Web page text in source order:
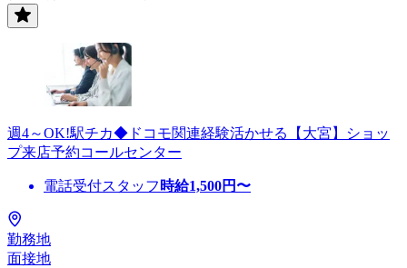
週4～OK!駅チカ◆ドコモ関連経験活かせる【大宮】ショッ
プ来店予約コールセンター
電話受付スタッフ 時給1,500円〜
勤務地
面接地